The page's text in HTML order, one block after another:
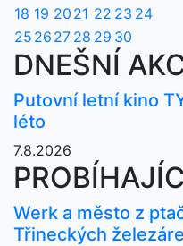
18 19 20 21 22 23 24
25 26 27 28 29 30
DNEŠNÍ
Putovní letní kino
léto
7.8.2026
Werk a město z
Třineckých